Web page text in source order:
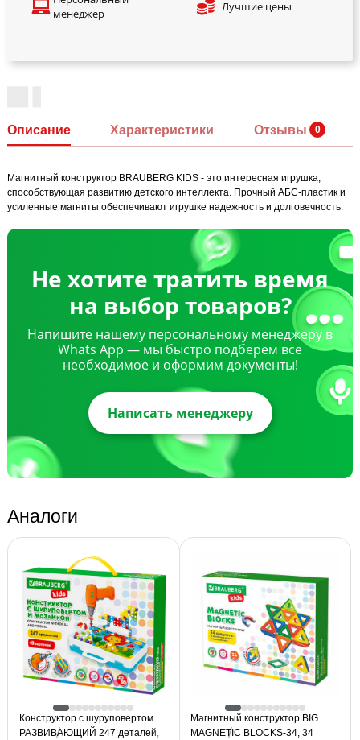
менеджер
Лучшие цены
Описание Характеристики Отзывы
Магнитный конструктор BRAUBERG KIDS - это интересная игрушка,
способствующая развитию детского интеллекта. Прочный АБС-пластик и
усиленные магниты обеспечивают игрушке надежность и долговечность.
Не хотите тратить время
на выбор товаров?
Напишите нашему персональному менеджеру в
Whats App — мы быстро подберем все
необходимое и оформим документы!
Написать менеджеру
Аналоги
Конструктор с шуруповертом
РАЗВИВАЮЩИЙ 247 деталей,
Магнитный конструктор BIG
MAGNETIC BLOCKS-34, 34